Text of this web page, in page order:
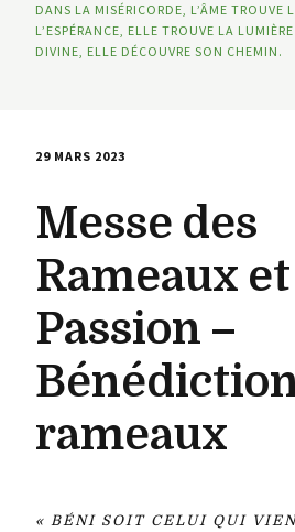
DANS LA MISÉRICORDE, L’ÂME TROUVE
L’ESPÉRANCE, ELLE TROUVE LA
DIVINE, ELLE DÉCOUVRE SON CHEMIN.
29 MARS 2023
Messe des
Rameaux
Passion –
rameaux
« BÉNI SOIT CELUI QUI